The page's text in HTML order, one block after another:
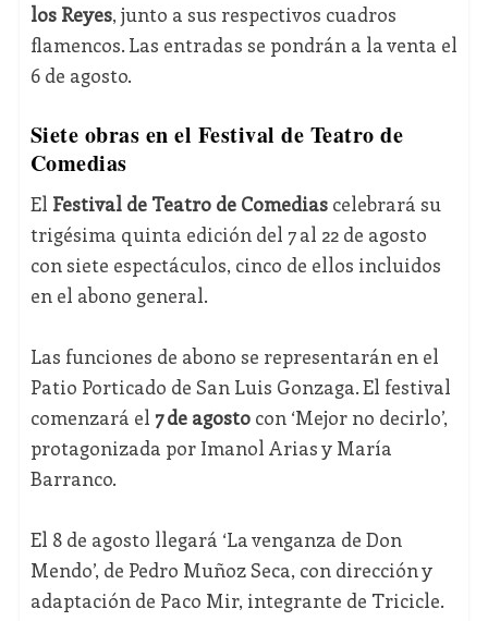
los Reyes, junto a sus respectivos cuadros
flamencos. Las entradas se pondrán a la venta el
6 de agosto.
Siete obras en el Festival de Teatro de
Comedias
El Festival de Teatro de Comediascelebrará su
trigésima quinta edición del 7 al 22 de agosto
con siete espectáculos, cinco de ellos incluidos
en el abono general.
Las funciones de abono se representarán en el
Patio Porticado de San Luis Gonzaga. El festival
comenzará el 7 de agostocon ‘Mejor no decirlo’,
protagonizada por Imanol Arias y María
Barranco.
El 8 de agosto llegará ‘La venganza de Don
Mendo’, de Pedro Muñoz Seca, con dirección y
adaptación de Paco Mir, integrante de Tricicle.